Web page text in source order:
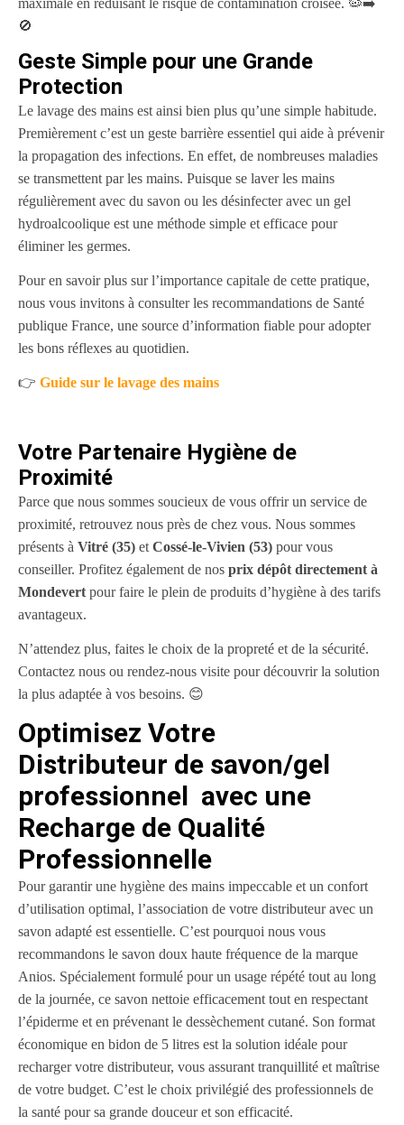
maximale en réduisant le risque de contamination croisée. 🦠➡️
🚫
Geste Simple pour une Grande
Protection
Le lavage des mains est ainsi bien plus qu’une simple habitude.
Premièrement c’est un geste barrière essentiel qui aide à prévenir
la propagation des infections. En effet, de nombreuses maladies
se transmettent par les mains. Puisque se laver les mains
régulièrement avec du savon ou les désinfecter avec un gel
hydroalcoolique est une méthode simple et efficace pour
éliminer les germes.
Pour en savoir plus sur l’importance capitale de cette pratique,
nous vous invitons à consulter les recommandations de Santé
publique France, une source d’information fiable pour adopter
les bons réflexes au quotidien.
👉 Guide sur le lavage des mains
Votre Partenaire Hygiène de
Proximité
Parce que nous sommes soucieux de vous offrir un service de
proximité, retrouvez nous près de chez vous. Nous sommes
présents à Vitré (35) et Cossé-le-Vivien (53) pour vous
conseiller. Profitez également de nos prix dépôt directement à
Mondevert pour faire le plein de produits d’hygiène à des tarifs
avantageux.
N’attendez plus, faites le choix de la propreté et de la sécurité.
Contactez nous ou rendez-nous visite pour découvrir la solution
la plus adaptée à vos besoins. 😊
Optimisez Votre
Distributeur de savon/gel
professionnel avec une
Recharge de Qualité
Professionnelle
Pour garantir une hygiène des mains impeccable et un confort
d’utilisation optimal, l’association de votre distributeur avec un
savon adapté est essentielle. C’est pourquoi nous vous
recommandons le savon doux haute fréquence de la marque
Anios. Spécialement formulé pour un usage répété tout au long
de la journée, ce savon nettoie efficacement tout en respectant
l’épiderme et en prévenant le dessèchement cutané. Son format
économique en bidon de 5 litres est la solution idéale pour
recharger votre distributeur, vous assurant tranquillité et maîtrise
de votre budget. C’est le choix privilégié des professionnels de
la santé pour sa grande douceur et son efficacité.